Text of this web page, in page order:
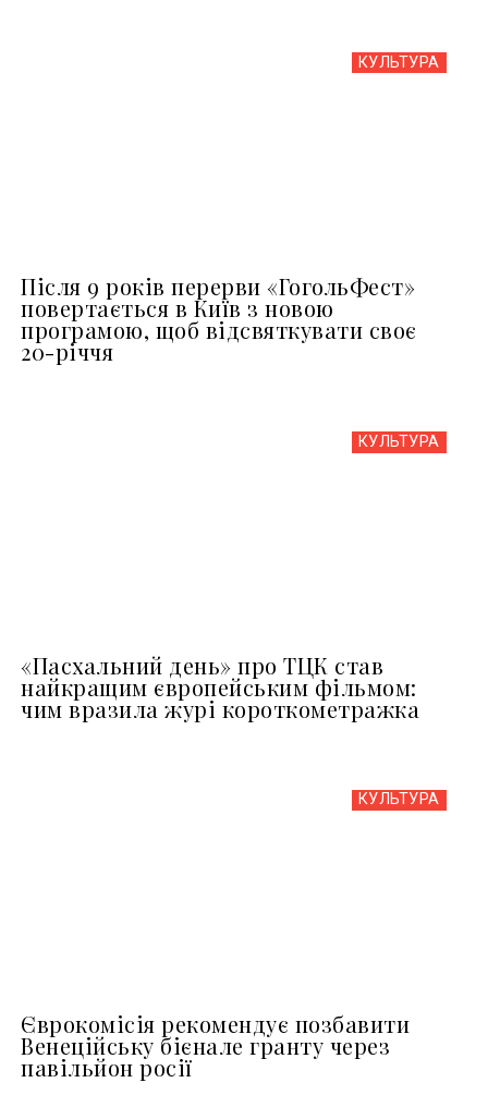
КУЛЬТУРА
Після 9 років перерви «ГогольФест»
повертається в Київ з новою
програмою, щоб відсвяткувати своє
20-річчя
КУЛЬТУРА
«Пасхальний день» про ТЦК став
найкращим європейським фільмом:
чим вразила журі короткометражка
КУЛЬТУРА
Єврокомісія рекомендує позбавити
Венеційську бієнале гранту через
павільйон росії